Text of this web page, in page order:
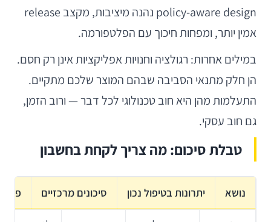
policy-aware design נהנה מיציבות, מקצב release
אמין יותר, ומפחות חיכוך עם הפלטפורמה.
במילים אחרות: רגולציה וחנויות אפליקציות אינן רק חסם.
הן חלק מתנאי הסביבה שבהם המוצר שלכם מתקיים.
התעלמות מהן היא חוב טכנולוגי לכל דבר — ורוב הזמן,
גם חוב עסקי.
טבלת סיכום: מה צריך לקחת בחשבון
נושא יתרונות בטיפול נכון סיכונים מרכזיים